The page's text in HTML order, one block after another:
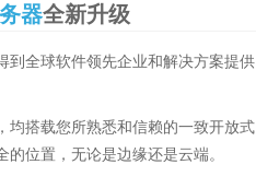
器全新升级
全球软件领先企业和解决方案提供
搭载您所熟悉和信赖的一致开放式
位置，无论是边缘还是云端。